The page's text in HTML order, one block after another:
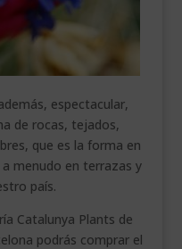
espectacular,
de rocas, tejados,
que es la forma en
menudo en terrazas y
país.
Catalunya Plants de
podrás comprar el